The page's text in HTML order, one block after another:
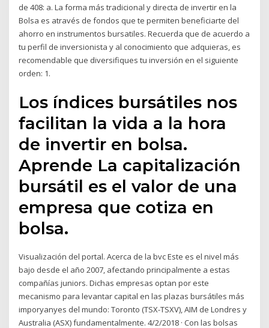
de 408: a. La forma más tradicional y directa de invertir en la
Bolsa es através de fondos que te permiten beneficiarte del
ahorro en instrumentos bursatiles. Recuerda que de acuerdo a
tu perfil de inversionista y al conocimiento que adquieras, es
recomendable que diversifiques tu inversión en el siguiente
orden: 1.
Los índices bursátiles nos
facilitan la vida a la hora
de invertir en bolsa.
Aprende La capitalización
bursátil es el valor de una
empresa que cotiza en
bolsa.
Visualización del portal. Acerca de la bvc Este es el nivel más
bajo desde el año 2007, afectando principalmente a estas
compañías juniors. Dichas empresas optan por este
mecanismo para levantar capital en las plazas bursátiles más
imporyanyes del mundo: Toronto (TSX-TSXV), AIM de Londres y
Australia (ASX) fundamentalmente. 4/2/2018 · Con las bolsas